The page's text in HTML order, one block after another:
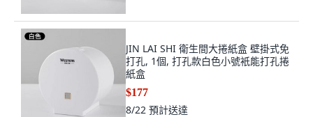
JIN LAI SHI 衛生間大捲紙盒 壁掛式免
打孔, 1個, 打孔款白色小號衹能打孔捲
紙盒
$177
8/22 預計送達